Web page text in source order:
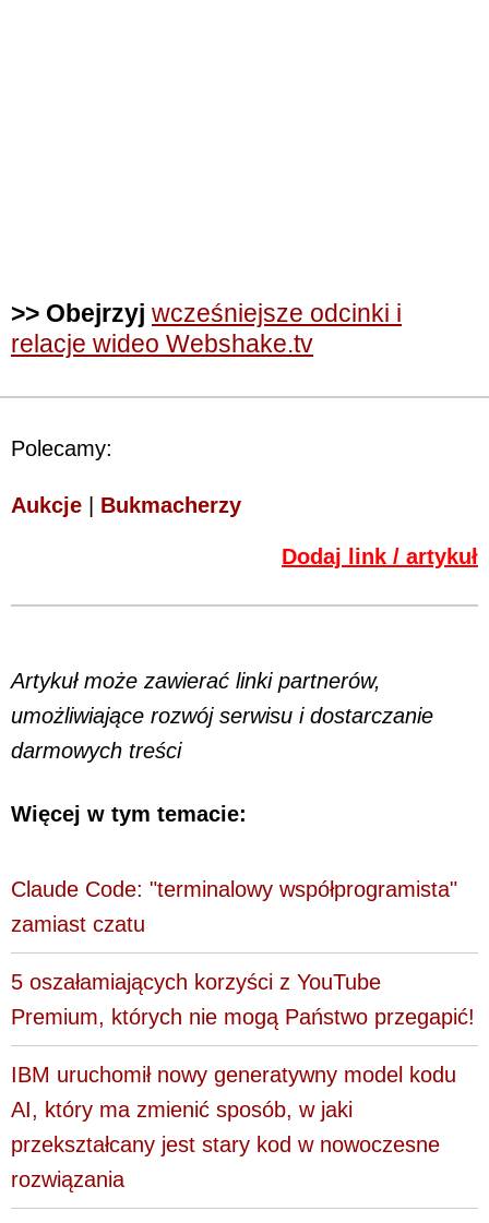
>> Obejrzyj wcześniejsze odcinki i
relacje wideo Webshake.tv
Polecamy:
Aukcje | Bukmacherzy
Dodaj link / artykuł
Artykuł może zawierać linki partnerów,
umożliwiające rozwój serwisu i dostarczanie
darmowych treści
Więcej w tym temacie:
Claude Code: "terminalowy współprogramista"
zamiast czatu
5 oszałamiających korzyści z YouTube
Premium, których nie mogą Państwo przegapić!
IBM uruchomił nowy generatywny model kodu
AI, który ma zmienić sposób, w jaki
przekształcany jest stary kod w nowoczesne
rozwiązania